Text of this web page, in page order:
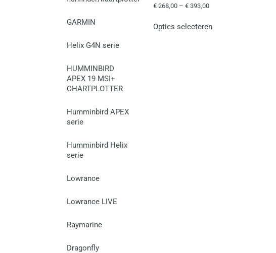
GARMIN
Helix G4N serie
HUMMINBIRD
APEX 19 MSI+
CHARTPLOTTER
Humminbird APEX
serie
Humminbird Helix
serie
Lowrance
Lowrance LIVE
Raymarine
Dragonfly
€ 268,00 – € 393,00
Opties selecteren